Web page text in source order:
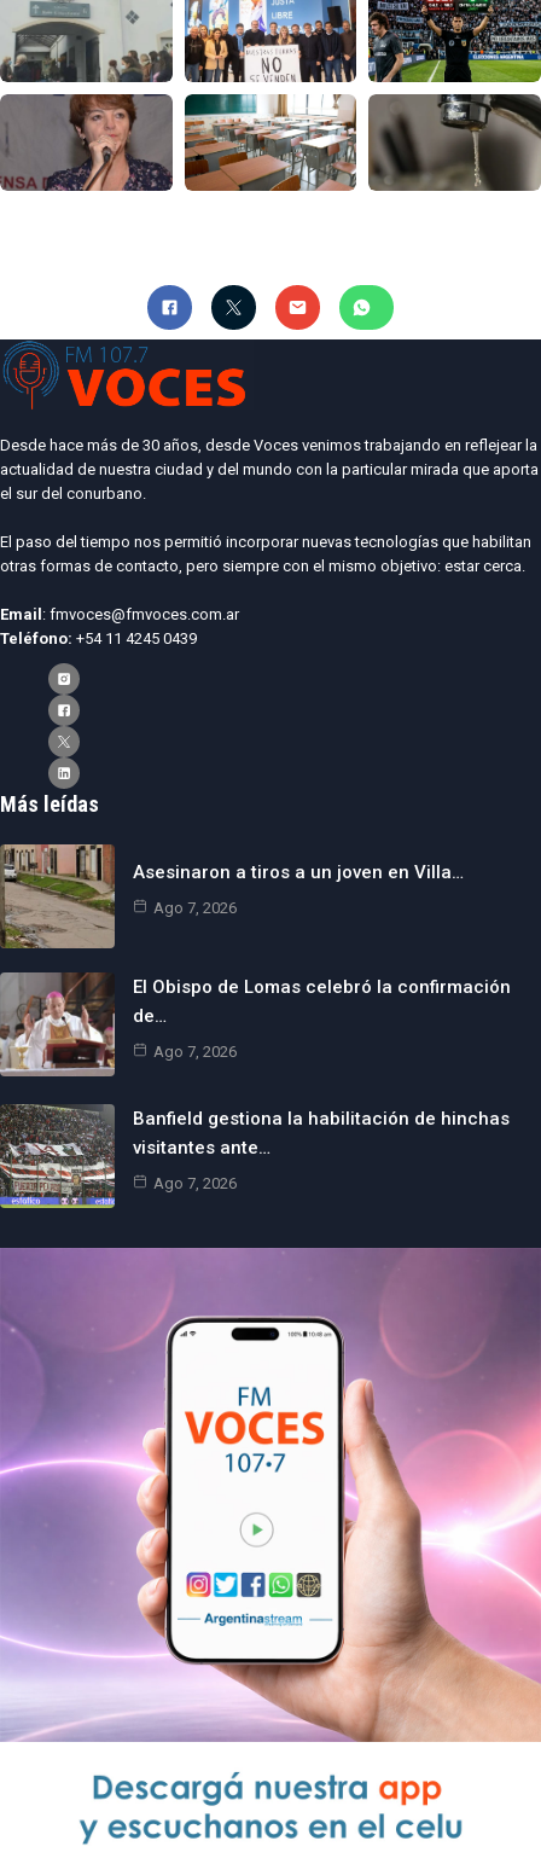
Desde hace más de 30 años, desde Voces venimos trabajando en reflejear la
actualidad de nuestra ciudad y del mundo con la particular mirada que aporta
el sur del conurbano.
El paso del tiempo nos permitió incorporar nuevas tecnologías que habilitan
otras formas de contacto, pero siempre con el mismo objetivo: estar cerca.
Email : fmvoces@fmvoces.com.ar
Teléfono: +54 11 4245 0439
Más leídas
Asesinaron a tiros a un joven en Villa…
Ago 7, 2026
El Obispo de Lomas celebró la confirmación
de…
Ago 7, 2026
Banfield gestiona la habilitación de hinchas
visitantes ante…
Ago 7, 2026